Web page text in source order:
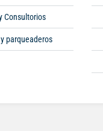
Consultorios
parqueaderos